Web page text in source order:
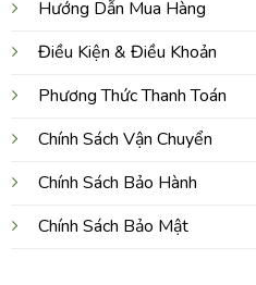
Hướng Dẫn Mua Hàng
Điều Kiện & Điều Khoản
Phương Thức Thanh Toán
Chính Sách Vận Chuyển
Chính Sách Bảo Hành
Chính Sách Bảo Mật